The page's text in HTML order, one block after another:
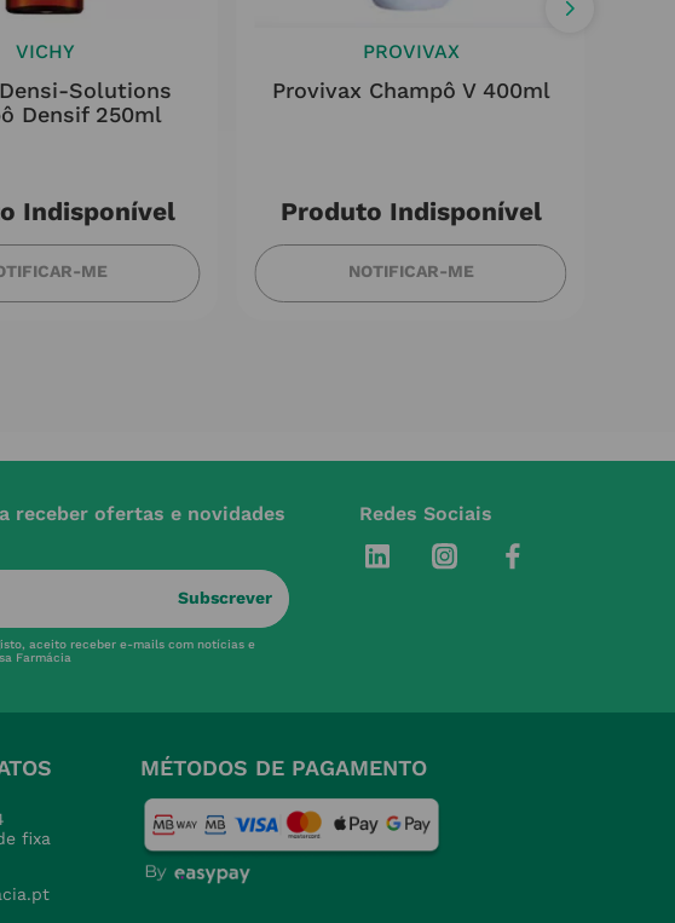
VICHY
Solutions
Densif 250ml
Indisponível
ME
PROVIVAX
Provivax Champô V 400ml
Produto Indisponível
NOTIFICAR-ME
receber ofertas e novidades
Subscrever
aceito receber e-mails com notícias e
Farmácia
Redes Sociais
fixa
MÉTODOS DE PAGAMENTO